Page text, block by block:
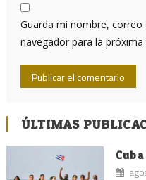
Guarda mi nombre,
navegador para la
ÚLTIMAS